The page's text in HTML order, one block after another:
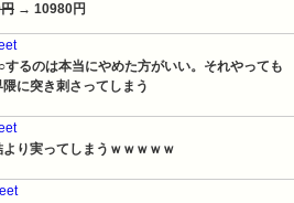
→ 10980円
するのは本当にやめた方がいい。それやっても
に突き刺さってしまう
より実ってしまうｗｗｗｗｗ